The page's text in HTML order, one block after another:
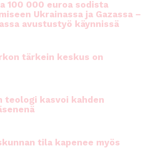
100 000 euroa sodista
Ukrainassa ja Gazassa –
avustustyö käynnissä
tärkein keskus on
teologi kasvoi kahden
tila kapenee myös